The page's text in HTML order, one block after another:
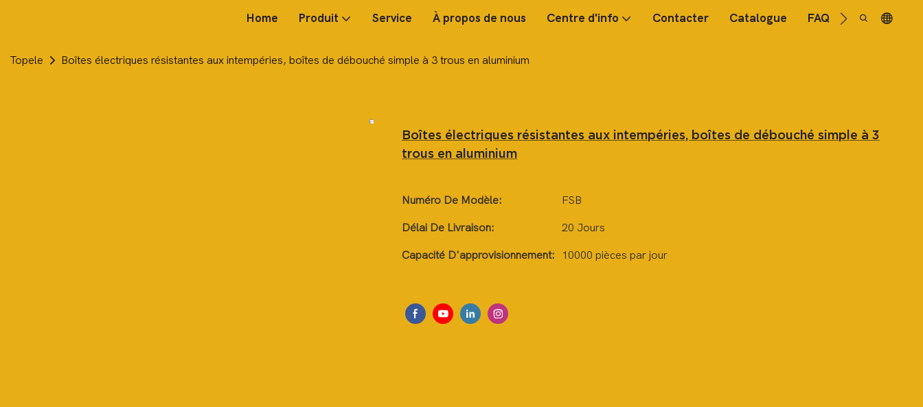
Home Produit Service À propos de nous Centre d'info Contacter Catalogue FAQ
Topele Boîtes électriques résistantes aux intempéries, boîtes de débouché simple à 3 trous en aluminium
Boîtes électriques résistantes aux intempéries, boîtes de débouché simple à 3
trous en aluminium
Numéro De Modèle: FSB
Délai De Livraison: 20 Jours
Capacité D'approvisionnement: 10000 pièces par jour